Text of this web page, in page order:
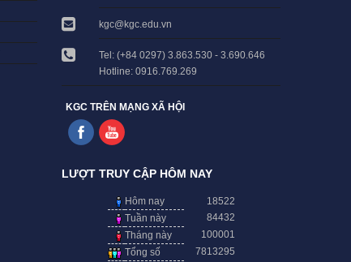
kgc@kgc.edu.vn
Tel: (+84 0297) 3.863.530 - 3.690.646
Hotline: 0916.769.269
KGC TRÊN MẠNG XÃ HỘI
LƯỢT TRUY CẬP HÔM NAY
Hôm nay
18522
Tuần này
84432
Tháng này
100001
Tổng số
7813295